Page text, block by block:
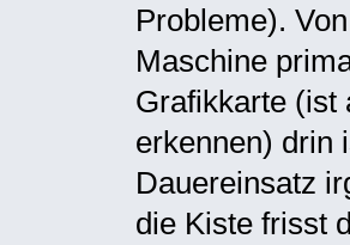
Probleme).
Maschine
Grafikkarte (ist
erkennen) drin
Dauereinsatz
die Kiste frisst